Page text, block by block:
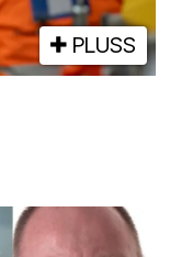
PLUSS